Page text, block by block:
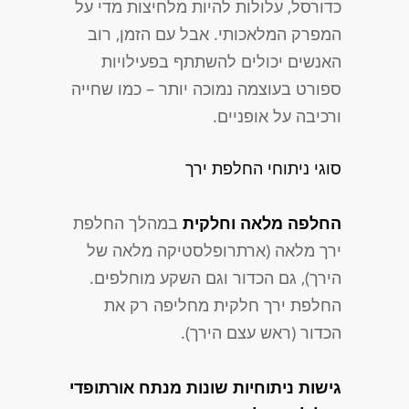
כדורסל, עלולות להיות מלחיצות מדי על
המפרק המלאכותי. אבל עם הזמן, רוב
האנשים יכולים להשתתף בפעילויות
ספורט בעוצמה נמוכה יותר – כמו שחייה
ורכיבה על אופניים.
סוגי ניתוחי החלפת ירך
החלפה מלאה וחלקית במהלך החלפת
ירך מלאה (ארתרופלסטיקה מלאה של
הירך), גם הכדור וגם השקע מוחלפים.
החלפת ירך חלקית מחליפה רק את
הכדור (ראש עצם הירך).
גישות ניתוחיות שונות מנתח אורתופדי